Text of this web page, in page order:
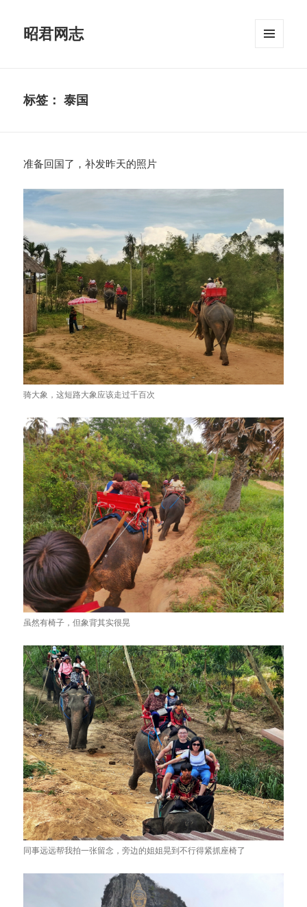
昭君网志
标签：泰国
准备回国了，补发昨天的照片
骑大象，这短路大象应该走过千百次
虽然有椅子，但象背其实很晃
同事远远帮我拍一张留念，旁边的姐姐晃到不行得紧抓座椅了